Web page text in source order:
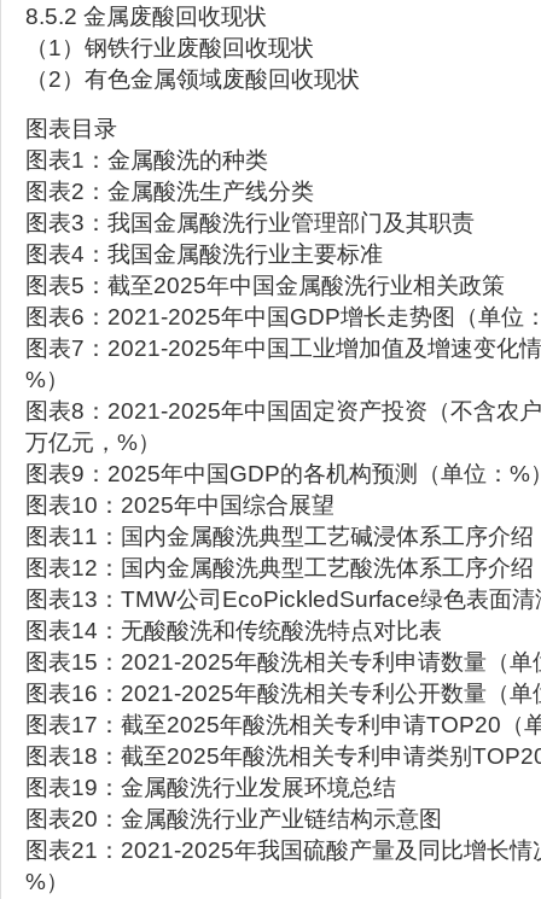
8.5.2 金属废酸回收现状
（1）钢铁行业废酸回收现状
（2）有色金属领域废酸回收现状
图表目录
图表1：金属酸洗的种类
图表2：金属酸洗生产线分类
图表3：我国金属酸洗行业管理部门及其职责
图表4：我国金属酸洗行业主要标准
图表5：截至2025年中国金属酸洗行业相关政策
图表6：2021-2025年中国GDP增长走势图（单位
图表7：2021-2025年中国工业增加值及增速变化
%）
图表8：2021-2025年中国固定资产投资（不含农
万亿元，%）
图表9：2025年中国GDP的各机构预测（单位：%
图表10：2025年中国综合展望
图表11：国内金属酸洗典型工艺碱浸体系工序介绍
图表12：国内金属酸洗典型工艺酸洗体系工序介绍
图表13：TMW公司EcoPickledSurface绿色表面清
图表14：无酸酸洗和传统酸洗特点对比表
图表15：2021-2025年酸洗相关专利申请数量（单
图表16：2021-2025年酸洗相关专利公开数量（单
图表17：截至2025年酸洗相关专利申请TOP20（
图表18：截至2025年酸洗相关专利申请类别
图表19：金属酸洗行业发展环境总结
图表20：金属酸洗行业产业链结构示意图
图表21：2021-2025年我国硫酸产量及同比增长情
%）